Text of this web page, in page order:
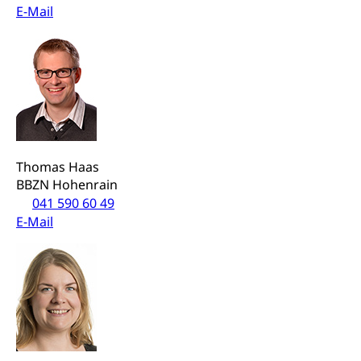
E-Mail
Thomas Haas
BBZN Hohenrain
041 590 60 49
E-Mail
Staat und Recht
Gleichstellung von Frau und Mann
Diskriminierung, Gleichstellungsbüro, Mobbing
Gleichstellung aller Geschlechter und
Gleichstellung Menschen mit
Schlichtungsbehörde Gleichstellung
Zivilverfahren
Zivilrecht, Zivilrechtspflege, Gerichtsverfahren
Bezirksgerichte: Aufgaben und Verfahren
Betreibung und Konkurs
Bankrott, Schulden, Zahlungsunfähigkeit, Pfändung
Demokratie
Regierungsform, Stimm- und Wahlrecht,
Stimmrecht, Abstimmungen, Wahlen, politische
Parteien, Grundfreiheiten, Pluralismus